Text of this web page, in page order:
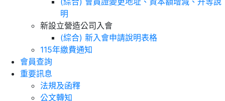
明
新設立營造公司入會
(綜合) 新入會申請說明表格
115年繳費通知
會員查詢
重要訊息
法規及函釋
公文轉知